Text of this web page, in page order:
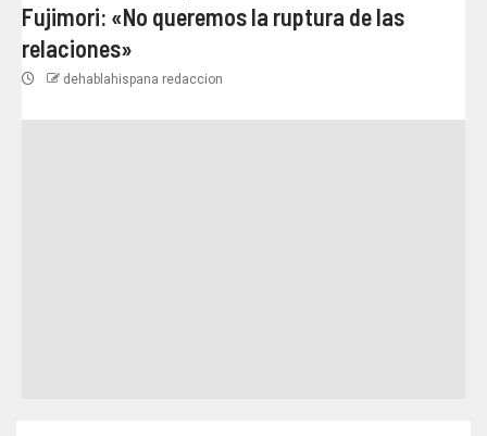
Fujimori: «No queremos la ruptura de las
relaciones»
dehablahispana redaccion